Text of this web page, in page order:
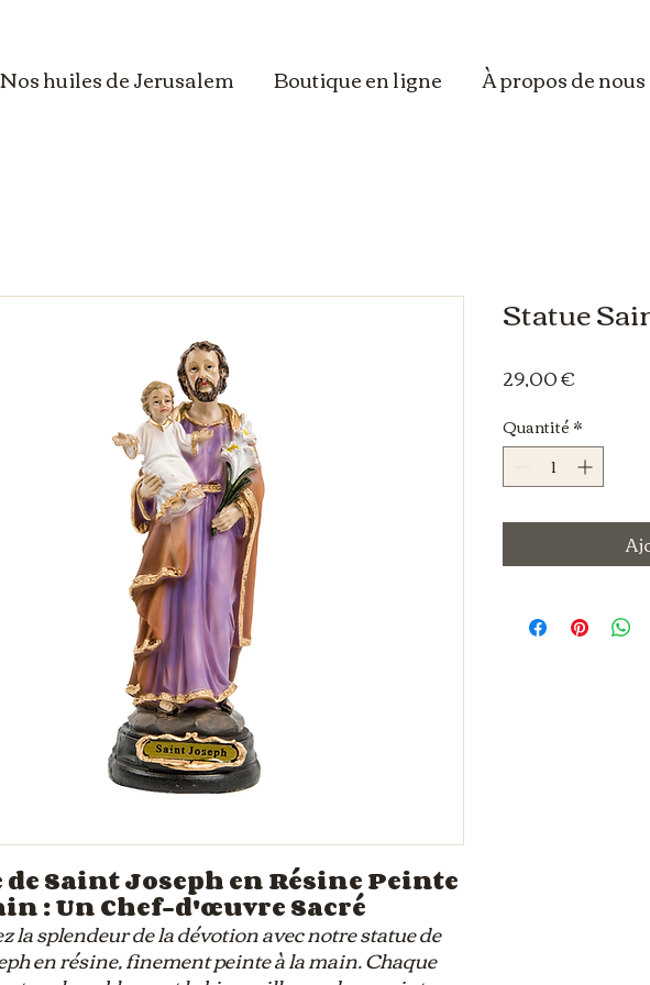
Nos huiles de Jerusalem Boutique en ligne À propos de nous
de Saint Joseph en Résine Peinte
: Un Chef-d'œuvre Sacré
la splendeur de la dévotion avec notre statue de
en résine, finement peinte à la main. Chaque
Statue
29,00 €Prix
Quantité*